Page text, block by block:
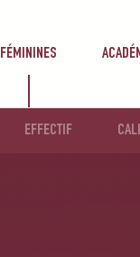
FÉMININES
EFFECTIF